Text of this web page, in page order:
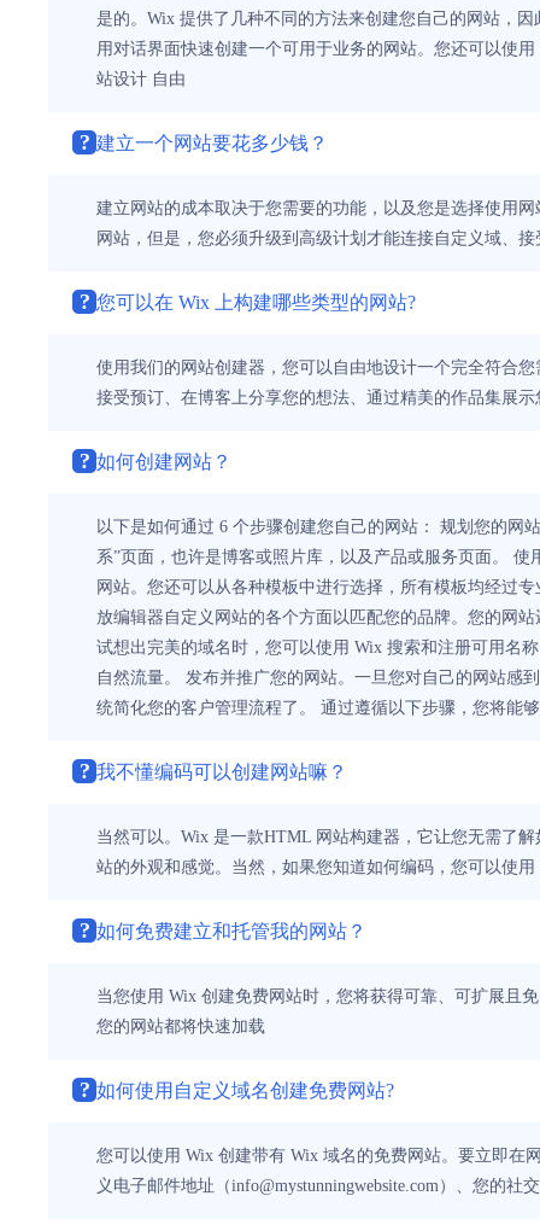
是的。Wix 提供了几种不同的方法来创建您自己的网站，
用对话界面快速创建一个可用于业务的网站。您还可以使
站设计 自由
? 建立一个网站要花多少钱？
建立网站的成本取决于您需要的功能，以及您是选择使用
网站，但是，您必须升级到高级计划才能连接自定义域、
? 您可以在 Wix 上构建哪些类型的网站?
使用我们的网站创建器，您可以自由地设计一个完全符合
接受预订、在博客上分享您的想法、通过精美的作品集展
? 如何创建网站？
以下是如何通过 6 个步骤创建您自己的网站： 规划您的网
系”页面，也许是博客或照片库，以及产品或服务页面。
网站。您还可以从各种模板中进行选择，所有模板均经过
放编辑器自定义网站的各个方面以匹配您的品牌。您的网
试想出完美的域名时，您可以使用 Wix 搜索和注册可用名
自然流量。 发布并推广您的网站。一旦您对自己的网站感
统简化您的客户管理流程了。 通过遵循以下步骤，您将能
? 我不懂编码可以创建网站嘛？
当然可以。Wix 是一款HTML 网站构建器，它让您无需了
站的外观和感觉。当然，如果您知道如何编码，您可以使
? 如何免费建立和托管我的网站？
当您使用 Wix 创建免费网站时，您将获得可靠、可扩展且
您的网站都将快速加载
? 如何使用自定义域名创建免费网站?
您可以使用 Wix 创建带有 Wix 域名的免费网站。要立即在
义电子邮件地址（info@mystunningwebsite.com）、您的